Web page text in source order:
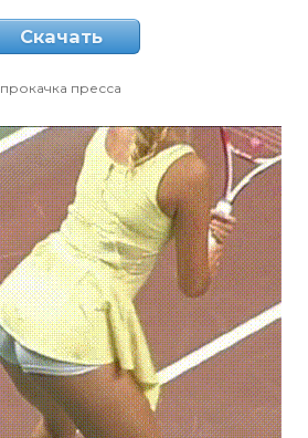
Скачать
прокачка пресса